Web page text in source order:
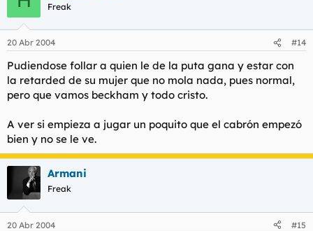
Freak
20 Abr 2004 #14
Pudiendose follar a quien le de la puta gana y estar con
la retarded de su mujer que no mola nada, pues normal,
pero que vamos beckham y todo cristo.
A ver si empieza a jugar un poquito que el cabrón empezó
bien y no se le ve.
Armani
Freak
20 Abr 2004 #15